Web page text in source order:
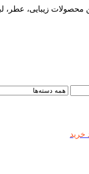
محصولات زیبایی،
خرید